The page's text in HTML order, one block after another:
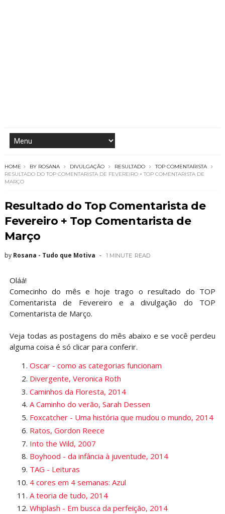
HOME BY ROSANA DIVULGAÇÃO RESULTADO
TOP COMENTARISTA
RESULTADO DO TOP COMENTARISTA DE FEVEREIRO + TOP COMENTARISTA DE
MARÇO
Resultado do Top Comentarista de
Fevereiro + Top Comentarista de
Março
by Rosana - Tudo que Motiva 1 MINUTE READ
Oláá!
Comecinho do mês e hoje trago o resultado do TOP
Comentarista de Fevereiro e a divulgação do TOP
Comentarista de Março.
Veja todas as postagens do mês abaixo e se você perdeu
alguma coisa é só clicar para conferir.
Oscar - como as categorias funcionam
Divergente, Veronica Roth
Caminhos da Floresta, 2014
A Caminho do verão, Sarah Dessen
Foxcatcher - Uma história que mudou o mundo, 2014
Ratos, Gordon Reece
Into the Wild, 2007
Boyhood - da infância à juventude, 2014
TAG - Leituras
4 cores em 4 semanas: Azul
A teoria de tudo, 2014
Whiplash - Em busca da perfeição, 2014